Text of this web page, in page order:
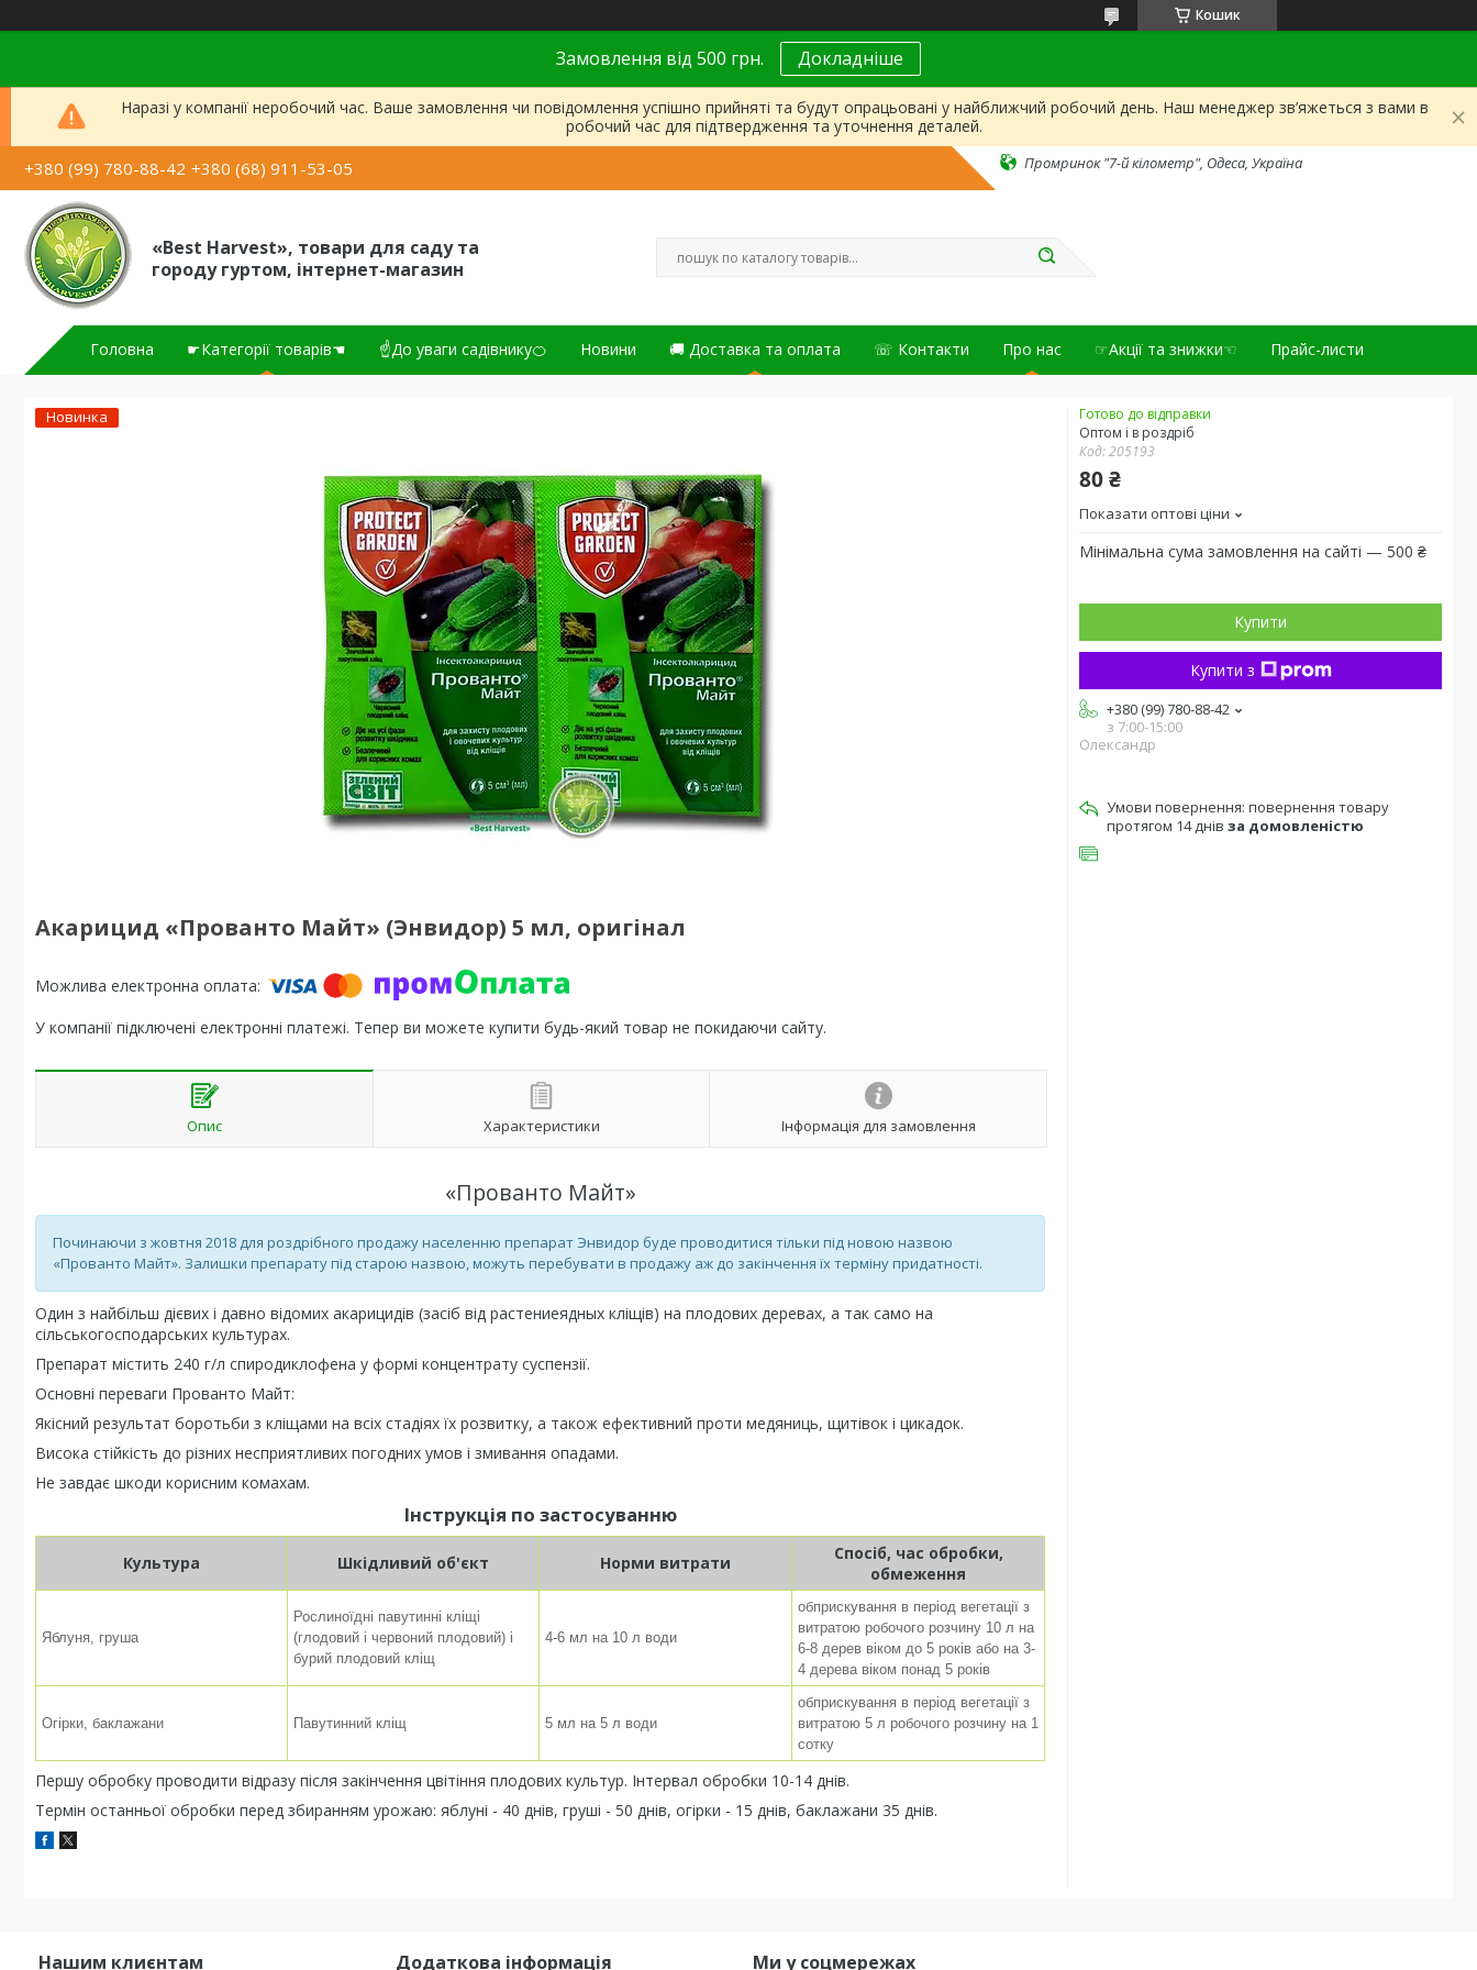
Кошик
Замовлення від 500 грн. Докладніше
Наразі у компанії неробочий час. Ваше замовлення чи повідомлення успішно прийняті та будут опрацьовані у найближчий робочий день. Наш менеджер зв’яжеться з вами в
робочий час для підтвердження та уточнення деталей.
+380 (99) 780-88-42 +380 (68) 911-53-05 Промринок "7-й кілометр", Одеса, Україна
«Best Harvest», товари для саду та
городу гуртом, інтернет-магазин
Головна ☛Категорії товарів☚ ☝До уваги садівнику🍊 Новини 🚚 Доставка та оплата ☏ Контакти Про нас ☞Акції та знижки☜ Прайс-листи
Новинка
Акарицид «Прованто Майт» (Энвидор) 5 мл, оригінал
У компанії підключені електронні платежі. Тепер ви можете купити будь-який товар не покидаючи сайту.
Опис Характеристики Інформація для замовлення
«Прованто Майт»
Починаючи з жовтня 2018 для роздрібного продажу населенню препарат Энвидор буде проводитися тільки під новою назвою
«Прованто Майт». Залишки препарату під старою назвою, можуть перебувати в продажу аж до закінчення їх терміну придатності.
Один з найбільш дієвих і давно відомих акарицидів (засіб від растениеядных кліщів) на плодових деревах, а так само на
сільськогосподарських культурах.
Препарат містить 240 г/л спиродиклофена у формі концентрату суспензії.
Основні переваги Прованто Майт:
Якісний результат боротьби з кліщами на всіх стадіях їх розвитку, а також ефективний проти медяниць, щитівок і цикадок.
Висока стійкість до різних несприятливих погодних умов і змивання опадами.
Не завдає шкоди корисним комахам.
Інструкція по застосуванню
Культура Шкідливий об'єкт Норми витрати
Спосіб, час обробки,
обмеження
Яблуня, груша
Рослиноїдні павутинні кліщі
(глодовий і червоний плодовий) і
бурий плодовий кліщ
4-6 мл на 10 л води
обприскування в період вегетації з
витратою робочого розчину 10 л на
6-8 дерев віком до 5 років або на 3-
4 дерева віком понад 5 років
Огірки, баклажани Павутинний кліщ 5 мл на 5 л води
обприскування в період вегетації з
витратою 5 л робочого розчину на 1
сотку
Першу обробку проводити відразу після закінчення цвітіння плодових культур. Інтервал обробки 10-14 днів.
Термін останньої обробки перед збиранням урожаю: яблуні - 40 днів, груші - 50 днів, огірки - 15 днів, баклажани 35 днів.
Готово до відправки
Оптом і в роздріб
Код:205193
80 ₴
Показати оптові ціни
Мінімальна сума замовлення на сайті — 500 ₴
Купити
Купити з
+380 (99) 780-88-42
з 7:00-15:00
Олександр
повернення товару
протягом 14 днів за домовленістю
Нашим клиєнтам Додаткова інформація Ми у соцмережах